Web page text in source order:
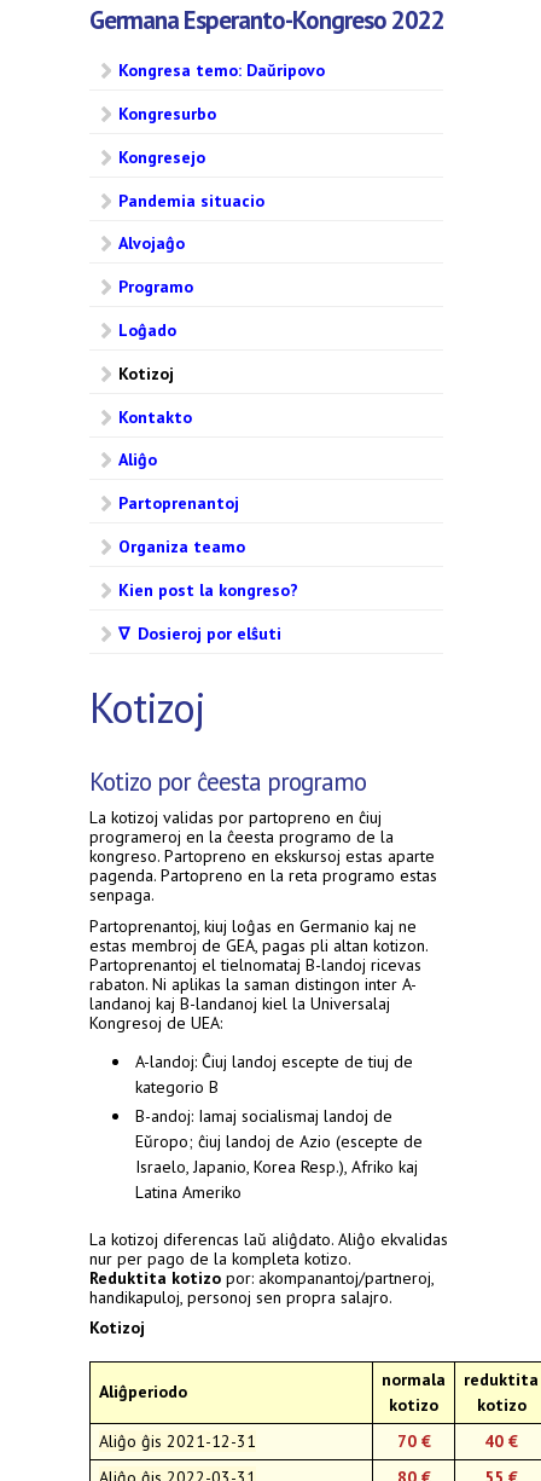
Germana Esperanto-Kongreso 2022
Kongresa temo: Daŭripovo
Kongresurbo
Kongresejo
Pandemia situacio
Alvojaĝo
Programo
Loĝado
Kotizoj
Kontakto
Aliĝo
Partoprenantoj
Organiza teamo
Kien post la kongreso?
∇ Dosieroj por elŝuti
Kotizoj
Kotizo por ĉeesta programo
La kotizoj validas por partopreno en ĉiuj
programeroj en la ĉeesta programo de la
kongreso. Partopreno en ekskursoj estas aparte
pagenda. Partopreno en la reta programo estas
senpaga.
Partoprenantoj, kiuj loĝas en Germanio kaj ne
estas membroj de GEA, pagas pli altan kotizon.
Partoprenantoj el tielnomataj B-landoj ricevas
rabaton. Ni aplikas la saman distingon inter A-
landanoj kaj B-landanoj kiel la Universalaj
Kongresoj de UEA:
A-landoj: Ĉiuj landoj escepte de tiuj de
kategorio B
B-andoj: Iamaj socialismaj landoj de
Eŭropo; ĉiuj landoj de Azio (escepte de
Israelo, Japanio, Korea Resp.), Afriko kaj
Latina Ameriko
La kotizoj diferencas laŭ aliĝdato. Aliĝo ekvalidas
nur per pago de la kompleta kotizo.
Reduktita kotizo por: akompanantoj/partneroj,
handikapuloj, personoj sen propra salajro.
Kotizoj
Aliĝperiodo
normala
kotizo
reduktita
kotizo
Aliĝo ĝis 2021-12-31
70 €
40 €